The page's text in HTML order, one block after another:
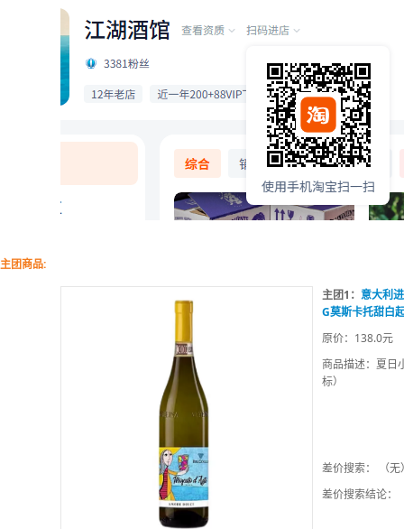
主团商品:
主团1： 意大利
G莫斯卡托甜白
原价：138.0元
商品描述：夏日
标）
差价搜索： （无
差价搜索结论：